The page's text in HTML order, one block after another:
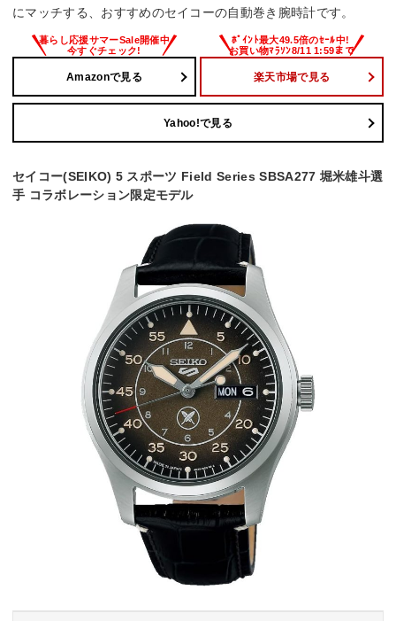
にマッチする、おすすめのセイコーの自動巻き腕時計です。
Amazonで見る 楽天市場で見る
Yahoo!で見る
セイコー(SEIKO) 5 スポーツ Field Series SBSA277 堀米雄斗選
手 コラボレーション限定モデル